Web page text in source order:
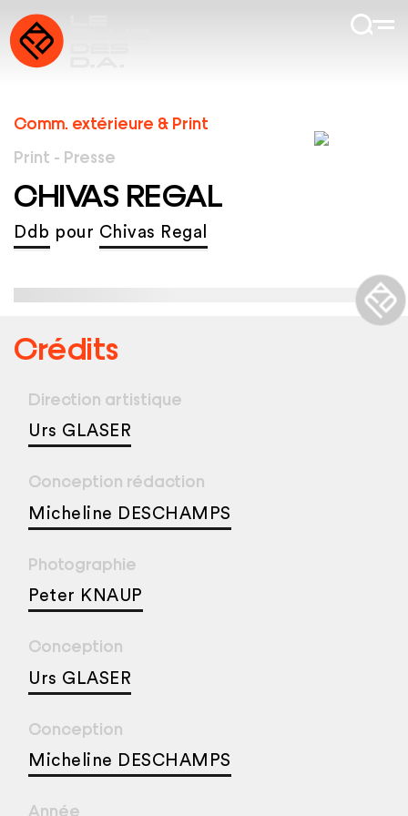
Comm. extérieure & Print
Print - Presse
CHIVAS REGAL
Ddb pour Chivas Regal
Crédits
Direction artistique
Urs GLASER
Conception rédaction
Micheline DESCHAMPS
Photographie
Peter KNAUP
Conception
Urs GLASER
Conception
Micheline DESCHAMPS
Année